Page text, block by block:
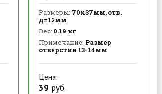
Размеры: 70х37мм, отв.
д=12мм
Вес: 0.19 кг
Примечание: Размер
отверстия 13-14мм
Цена:
39 руб.